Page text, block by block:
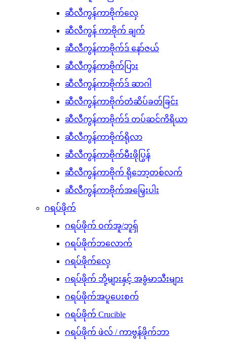
ဆီလီကွန်ကာဗိုက်လှေ
ဆီလီကွန် ကာဗိုက် ချက်
ဆီလီကွန်ကာဗိုက်ဒ် နော်ဇယ်
ဆီလီကွန်ကာဗိုက်ပြား
ဆီလီကွန်ကာဗိုက်ဒ် ဆာဂါ
ဆီလီကွန်ကာဗိုက်တံဆိပ်ခတ်ခြင်း
ဆီလီကွန်ကာဗိုက်ဒ် တပ်ဆင်ကိရိယာ
ဆီလီကွန်ကာဗိုက်ရိုလာ
ဆီလီကွန်ကာဗိုက်မီးဖိုပြွန်
ဆီလီကွန်ကာဗိုက် ရိုဘော့တစ်လက်
ဆီလီကွန်ကာဗိုက်အမြှေးပါး
ဂရပ်ဖိုက်
ဂရပ်ဖိုက် ဝက်အူ/ဘူရှ်
ဂရပ်ဖိုက်ဘလောက်
ဂရပ်ဖိုက်လှေ
ဂရပ်ဖိုက် ဘို့များနှင့် အခွံမာသီးများ
ဂရပ်ဖိုက်အပူပေးစက်
ဂရပ်ဖိုက် Crucible
ဂရပ်ဖိုက် ဖဲလ် / ကာဗွန်ဖိုက်ဘာ